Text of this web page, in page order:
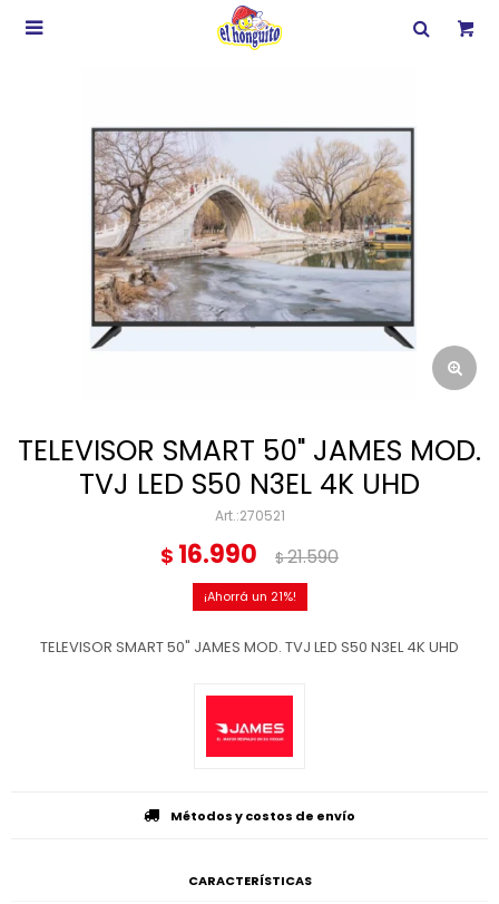

TELEVISOR SMART 50" JAMES MOD.
TVJ LED S50 N3EL 4K UHD
270521
$ 16.990 $21.590
21
TELEVISOR SMART 50" JAMES MOD. TVJ LED S50 N3EL 4K UHD
Métodos y costos de envío
CARACTERÍSTICAS